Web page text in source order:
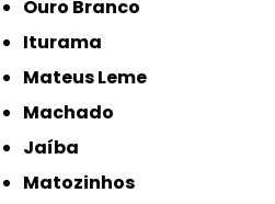
Ouro Branco
Iturama
Mateus Leme
Machado
Jaíba
Matozinhos